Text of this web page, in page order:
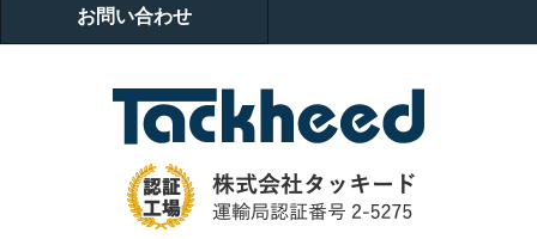
お問い合わせ